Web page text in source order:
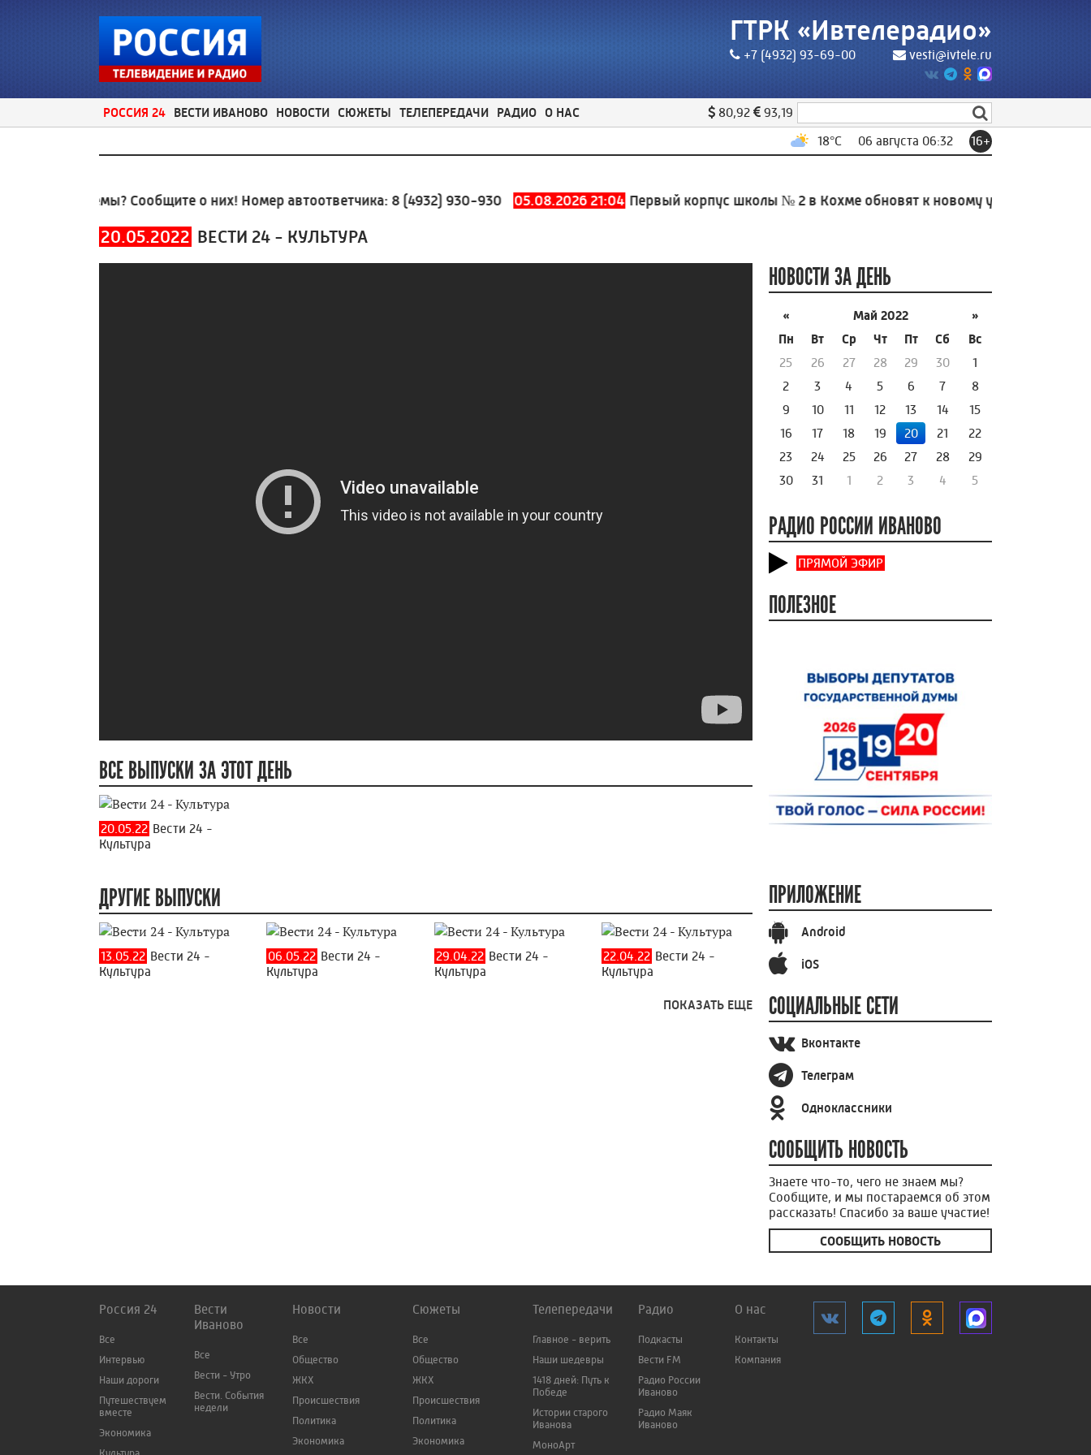
ГТРК «Ивтелерадио»
+7 (4932) 93-69-00 vesti@ivtele.ru
РОССИЯ 24 ВЕСТИ ИВАНОВО НОВОСТИ СЮЖЕТЫ ТЕЛЕПЕРЕДАЧИ РАДИО О НАС 80,92
93,19
18°C 06 августа 06:32 16+
проблемы? Сообщите о них! Номер автоответчика:8 (4932) 930-930 05.08.2026 21:04 Первый корпус школы № 2 в Кохме обновят к новому учебному году по
20.05.2022 ВЕСТИ 24 - КУЛЬТУРА
ВСЕ ВЫПУСКИ ЗА ЭТОТ ДЕНЬ
20.05.22 Вести 24 -
Культура
ДРУГИЕ ВЫПУСКИ
13.05.22 Вести 24 -
Культура
06.05.22 Вести 24 -
Культура
29.04.22 Вести 24 -
Культура
22.04.22 Вести 24 -
Культура
ПОКАЗАТЬ ЕЩЕ
НОВОСТИ ЗА ДЕНЬ
« Май 2022
»
Пн
Вт Ср Чт Пт Сб
Вс
25
26 27 28 29 30
1
2
3 4 5 6 7
8
9
10 11 12 13 14
15
16
17 18 19 20 21
22
23
24 25 26 27 28
29
30
31 1 2 3 4 5
РАДИО РОССИИ ИВАНОВО
ПРЯМОЙ ЭФИР
ПОЛЕЗНОЕ
ПРИЛОЖЕНИЕ
Android
iOS
СОЦИАЛЬНЫЕ СЕТИ
Вконтакте
Телеграм
Одноклассники
СООБЩИТЬ НОВОСТЬ
Знаете что-то, чего не знаем мы?
Сообщите, и мы постараемся об этом
рассказать! Спасибо за ваше участие!
СООБЩИТЬ НОВОСТЬ
Россия 24
Все
Интервью
Наши дороги
Путешествуем
вместе
Экономика
Вести
Иваново
Все
Вести - Утро
Вести. События
недели
Новости
Все
Общество
ЖКХ
Происшествия
Политика
Экономика
Сюжеты
Все
Общество
ЖКХ
Происшествия
Политика
Экономика
Телепередачи
Главное - верить
Наши шедевры
1418 дней: Путь к
Победе
Истории старого
Иванова
МоноАрт
Радио
Подкасты
Вести FM
Радио России
Иваново
Радио Маяк
Иваново
О нас
Контакты
Компания